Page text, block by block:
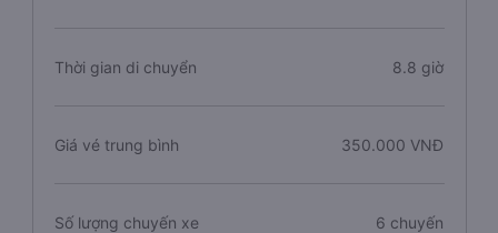
Thời gian di chuyển 8.8 giờ
Giá vé trung bình 350.000 VNĐ
Số lượng chuyến xe 6 chuyến